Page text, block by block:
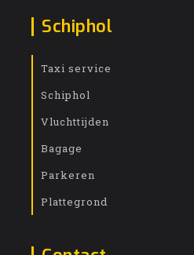
Schiphol
Taxi service
Schiphol
Vluchttijden
Bagage
Parkeren
Plattegrond